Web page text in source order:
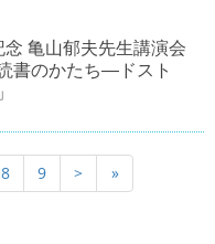
亀山郁夫先生講演会
書のかたち―ドスト
8 9 > »